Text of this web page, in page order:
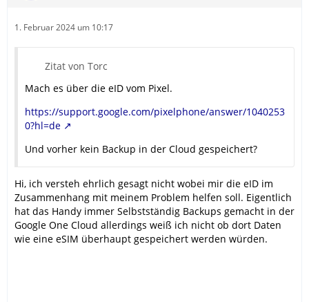
1. Februar 2024 um 10:17
Zitat von Torc
Mach es über die eID vom Pixel.
https://support.google.com/pixelphone/answer/1040253
0?hl=de
Und vorher kein Backup in der Cloud gespeichert?
Hi, ich versteh ehrlich gesagt nicht wobei mir die eID im
Zusammenhang mit meinem Problem helfen soll. Eigentlich
hat das Handy immer Selbstständig Backups gemacht in der
Google One Cloud allerdings weiß ich nicht ob dort Daten
wie eine eSIM überhaupt gespeichert werden würden.